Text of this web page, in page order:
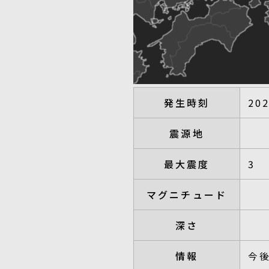
発生時刻
震源地
最大震度 3
マグニチュード
深さ
情報 今